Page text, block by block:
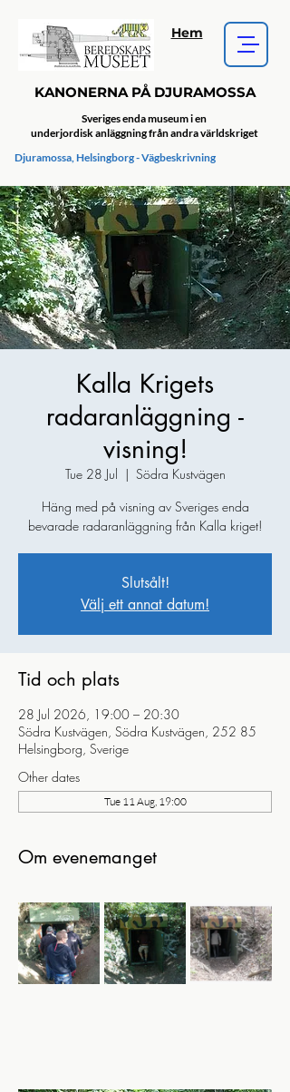
KANONERNA PÅ DJURAMOSSA
Djuramossa, Helsingborg - Vägbeskrivning
Sveriges enda museum i en
underjordisk anläggning från andra världskriget
Hem
Kalla Krigets
radaranläggning -
visning!
Tue 28 Jul
  |
Södra Kustvägen
Häng med på visning av Sveriges enda
bevarade radaranläggning från Kalla kriget!
Slutsålt!
Välj ett annat datum!
Tid och plats
28 Jul 2026, 19:00 – 20:30
Södra Kustvägen, Södra Kustvägen, 252 85
Helsingborg, Sverige
Other dates
Tue 11 Aug, 19:00
Om evenemanget